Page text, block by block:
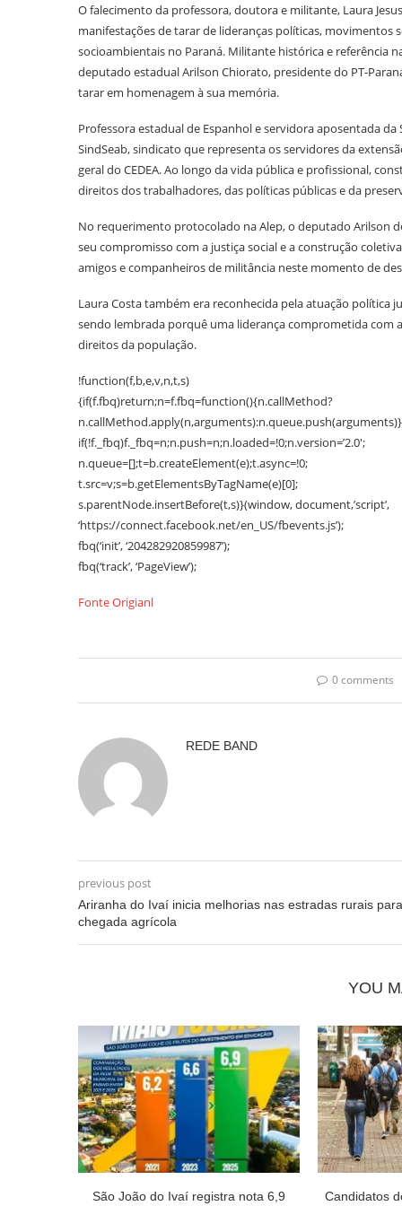
O falecimento da professora, doutora e militante, Laura
manifestações de tarar de lideranças políticas, movimentos
socioambientais no Paraná. Militante histórica e referência
deputado estadual Arilson Chiorato, presidente do PT-
tarar em homenagem à sua memória.
Professora estadual de Espanhol e servidora aposentada
SindSeab, sindicato que representa os servidores da
geral do CEDEA. Ao longo da vida pública e profissional,
direitos dos trabalhadores, das políticas públicas e da
No requerimento protocolado na Alep, o deputado Arilson
seu compromisso com a justiça social e a construção
amigos e companheiros de militância neste momento de
Laura Costa também era reconhecida pela atuação
sendo lembrada porquê uma liderança comprometida com
direitos da população.
!function(f,b,e,v,n,t,s)
{if(f.fbq)return;n=f.fbq=function(){n.callMethod?
if(!f._fbq)f._fbq=n;n.push=n;n.loaded=!0;n.version=’2.0′;
n.queue=[];t=b.createElement(e);t.async=!0;
t.src=v;s=b.getElementsByTagName(e)[0];
s.parentNode.insertBefore(t,s)}(window, document,’script’,
‘https://connect.facebook.net/en_US/fbevents.js’);
fbq(‘init’, ‘204282920859987’);
fbq(‘track’, ‘PageView’);
Fonte Origianl
0 comments
REDE BAND
previous post
Ariranha do Ivaí inicia melhorias nas estradas rurais para
chegada agrícola
YOU
São João do Ivaí registra nota 6,9 Candidatos